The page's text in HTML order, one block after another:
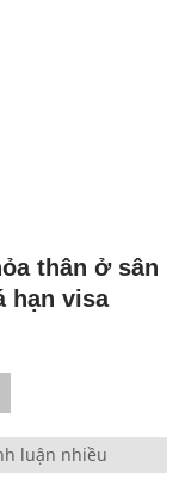
thân ở sân
hạn visa
luận nhiều